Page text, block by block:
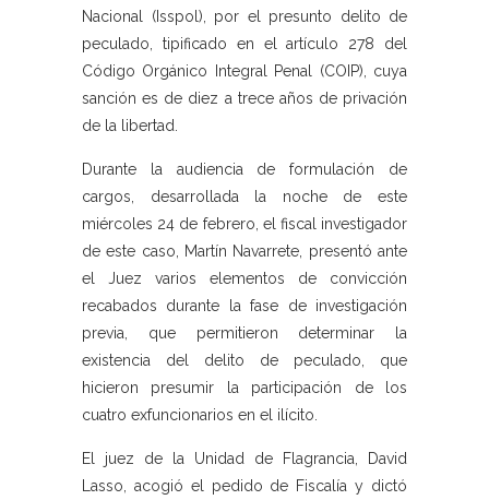
Nacional (Isspol), por el presunto delito de
peculado, tipificado en el artículo 278 del
Código Orgánico Integral Penal (COIP), cuya
sanción es de diez a trece años de privación
de la libertad.
Durante la audiencia de formulación de
cargos, desarrollada la noche de este
miércoles 24 de febrero, el fiscal investigador
de este caso, Martín Navarrete, presentó ante
el Juez varios elementos de convicción
recabados durante la fase de investigación
previa, que permitieron determinar la
existencia del delito de peculado, que
hicieron presumir la participación de los
cuatro exfuncionarios en el ilícito.
El juez de la Unidad de Flagrancia, David
Lasso, acogió el pedido de Fiscalía y dictó